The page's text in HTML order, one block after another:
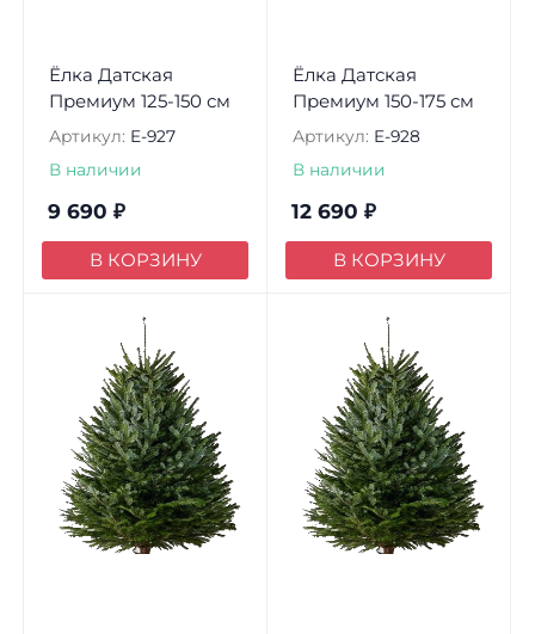
Ёлка Датская
Премиум 125-150 см
Артикул: E-927
В наличии
9 690 ₽
В КОРЗИНУ
Ёлка Датская
Премиум 150-175 см
Артикул: E-928
В наличии
12 690 ₽
В КОРЗИНУ